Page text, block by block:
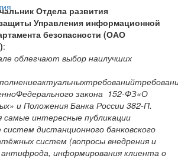
Отдела развития
Управления информационной
безопасности (ОАО
:
облегчают выбор наилучших
закона 152-ФЗ«О
и Положения Банка России 382-П.
интересные публикации
дистанционного банковского
систем (вопросы внедрения и
информирования клиента о